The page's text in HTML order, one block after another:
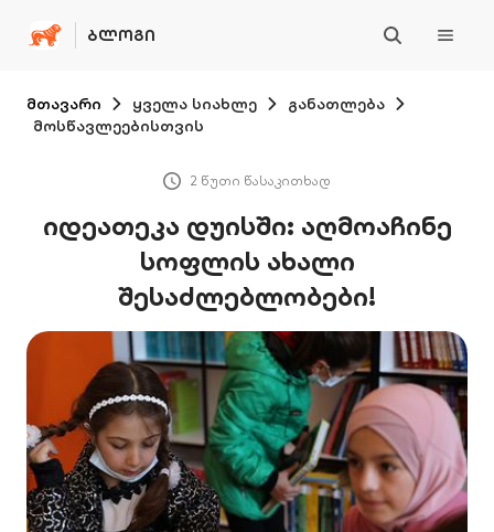
ᲑᲚᲝᲒᲘ
მთავარი ყველა სიახლე
განათლება
მოსწავლეებისთვის
2 წუთი წასაკითხად
იდეათეკა დუისში: აღმოაჩინე
სოფლის ახალი
შესაძლებლობები!